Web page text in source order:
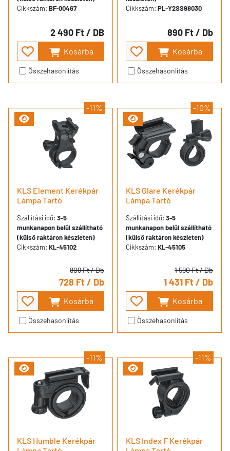
Cikkszám: BF-00467
2 490 Ft/ DB
Kosárba
Összehasonlítás
Cikkszám: PL-Y2SS98030
890 Ft/ Db
Kosárba
Összehasonlítás
-11%
KLS Element Kerékpár
Lámpa Tartó
Szállítási idő: 3-5
munkanapon belül szállítható
(külső raktáron készleten)
Cikkszám: KL-45102
809 Ft/ Db
728 Ft/ Db
Kosárba
Összehasonlítás
-10%
KLS Glare Kerékpár
Lámpa Tartó
Szállítási idő: 3-5
munkanapon belül szállítható
(külső raktáron készleten)
Cikkszám: KL-45105
1 590 Ft/ Db
1 431 Ft/ Db
Kosárba
Összehasonlítás
-11%
KLS Humble Kerékpár
-11%
KLS Index F Kerékpár